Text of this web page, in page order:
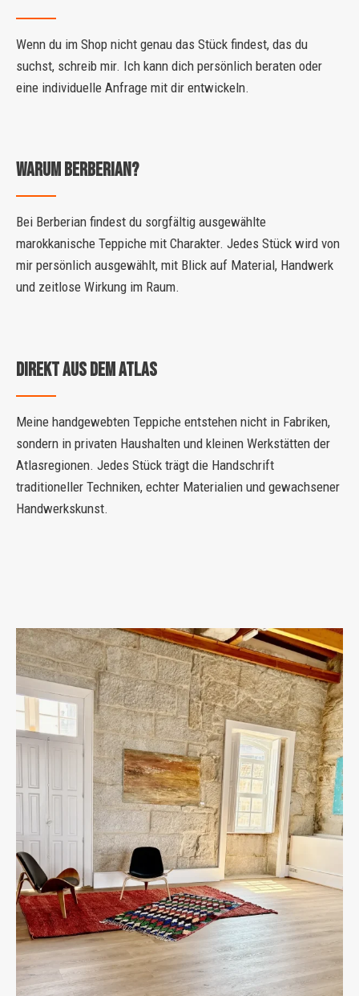
Wenn du im Shop nicht genau das Stück findest, das du
suchst, schreib mir. Ich kann dich persönlich beraten oder
eine individuelle Anfrage mit dir entwickeln.
Warum Berberian?
Bei Berberian findest du sorgfältig ausgewählte
marokkanische Teppiche mit Charakter. Jedes Stück wird von
mir persönlich ausgewählt, mit Blick auf Material, Handwerk
und zeitlose Wirkung im Raum.
DIREKT AUS DEM ATLAS
Meine handgewebten Teppiche entstehen nicht in Fabriken,
sondern in privaten Haushalten und kleinen Werkstätten der
Atlasregionen. Jedes Stück trägt die Handschrift
traditioneller Techniken, echter Materialien und gewachsener
Handwerkskunst.